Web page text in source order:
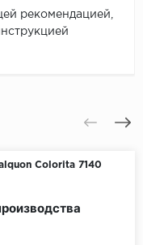
рекомендацией,
Colorita 7140